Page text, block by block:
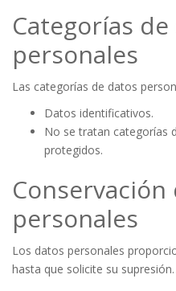
Categorías
personales
Las categorías de datos
Datos identificativos.
No se tratan categorías
protegidos.
personales
Los datos personales
hasta que solicite su supresión.